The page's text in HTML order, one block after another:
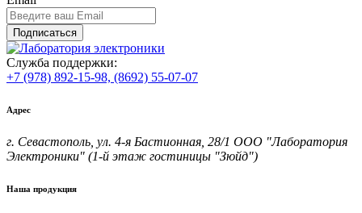
Подписаться
Служба поддержки:
+7 (978) 892-15-98, (8692) 55-07-07
Адрес
г. Севастополь, ул. 4-я Бастионная, 28/1 ООО "Лаборатория
Электроники" (1-й этаж гостиницы "Зюйд")
Наша продукция